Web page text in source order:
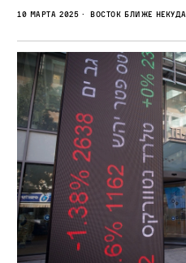
10 марта 2025 Восток ближе некуда